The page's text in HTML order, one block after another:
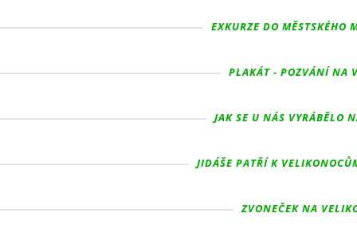
EXKURZE DO
PLAKÁT - POZVÁNÍ NA
JAK SE U NÁS VYRÁBĚLO
JIDÁŠE PATŘÍ K
ZVONEČEK NA